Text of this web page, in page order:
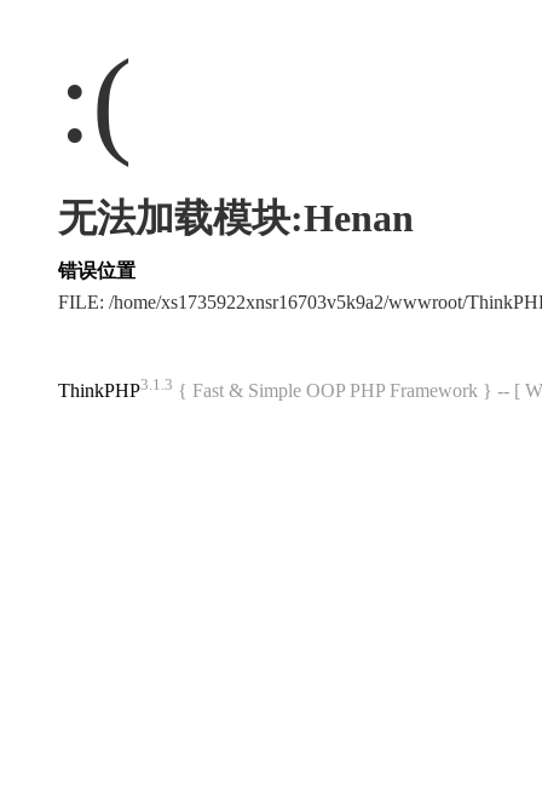
:(
无法加载模块:Henan
错误位置
FILE: /home/xs1735922xnsr16703v5k9a2/wwwroot/
ThinkPHP3.1.3 { Fast & Simple OOP PHP Framework } -- [